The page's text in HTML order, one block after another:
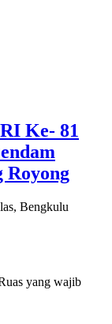
Ke- 81
Royong
Bengkulu
yang wajib